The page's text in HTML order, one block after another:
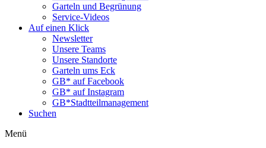
Garteln und Begrünung
Service-Videos
Auf einen Klick
Newsletter
Unsere Teams
Unsere Standorte
Garteln ums Eck
GB* auf Facebook
GB* auf Instagram
GB*Stadtteilmanagement
Suchen
Menü